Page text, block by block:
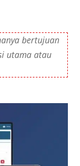
bertujuan
utama atau